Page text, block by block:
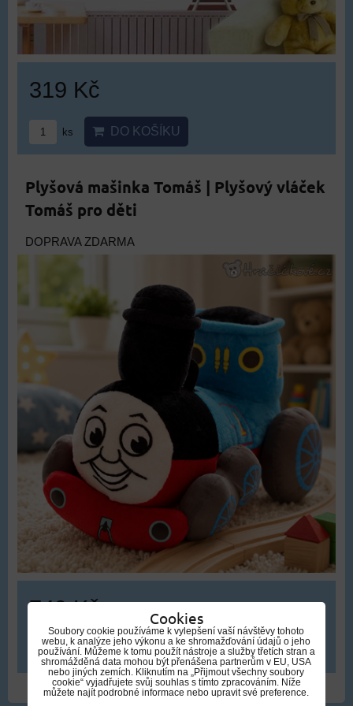
319 Kč
ks DO KOŠÍKU
Plyšová mašinka Tomáš | Plyšový vláček
Tomáš pro děti
DOPRAVA ZDARMA
749 Kč
ks DO KOŠÍKU
Cookies
Soubory cookie používáme k vylepšení vaší návštěvy tohoto
webu, k analýze jeho výkonu a ke shromažďování údajů o jeho
používání. Můžeme k tomu použít nástroje a služby třetích stran a
shromážděná data mohou být přenášena partnerům v EU, USA
nebo jiných zemích. Kliknutím na „Přijmout všechny soubory
cookie“ vyjadřujete svůj souhlas s tímto zpracováním. Níže
můžete najít podrobné informace nebo upravit své preference.